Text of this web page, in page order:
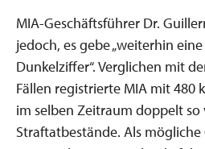
MIA-Geschäftsführer Dr.
jedoch, es gebe „weiterhin
Dunkelziffer“. Verglichen mit
Fällen registrierte MIA mit 480
im selben Zeitraum doppelt
Straftatbestände. Als